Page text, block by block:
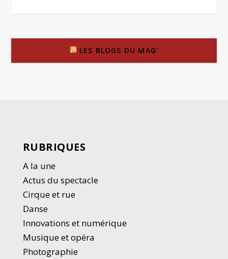
LES BLOGS DU MAG’
RUBRIQUES
A la une
Actus du spectacle
Cirque et rue
Danse
Innovations et numérique
Musique et opéra
Photographie